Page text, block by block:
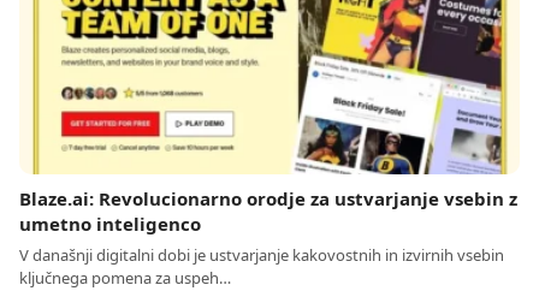
Blaze.ai: Revolucionarno orodje za ustvarjanje vsebin z
umetno inteligenco
V današnji digitalni dobi je ustvarjanje kakovostnih in izvirnih vsebin
ključnega pomena za uspeh…